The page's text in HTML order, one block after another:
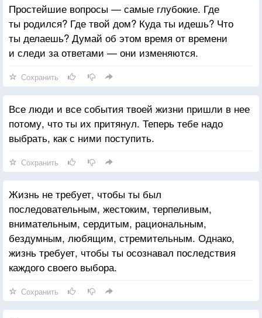
Простейшие вопросы — самые глубокие. Где
ты родился? Где твой дом? Куда ты идешь? Что
ты делаешь? Думай об этом время от времени
и следи за ответами — они изменяются.
Сохранить
Все люди и все события твоей жизни пришли в нее
потому, что ты их притянул. Теперь тебе надо
выбрать, как с ними поступить.
Сохранить
Жизнь не требует, чтобы ты был
последовательным, жестоким, терпеливым,
внимательным, сердитым, рациональным,
бездумным, любящим, стремительным. Однако,
жизнь требует, чтобы ты осознавал последствия
каждого своего выбора.
Сохранить